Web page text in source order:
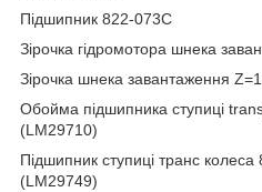
Підшипник 822-073C
Зірочка гідромотора шнека
Зірочка шнека завантаження
Обойма підшипника ступиці
(LM29710)
Підшипник ступиці транс
(LM29749)